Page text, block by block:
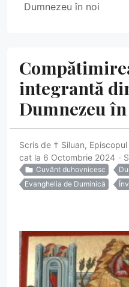
Dumnezeu în noi
integrantă
Dumnezeu
Scris de † Siluan,
cat la 6 Octombrie 2024
Cuvânt duhovnicesc
Evanghelia de Duminică